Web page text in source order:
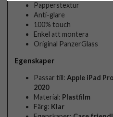
Papperstextur
Anti-glare
100% touch
Enkel att montera
Original PanzerGlass
Egenskaper
Passar till:Apple iPad
2020
Material: Plastfilm
Färg: Klar